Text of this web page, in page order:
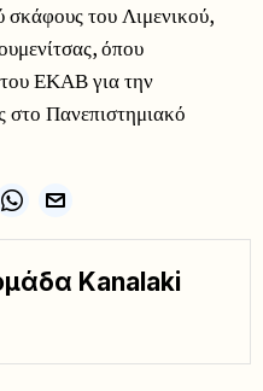
σκάφους του Λιμενικού,
όπου
ΕΚΑΒ για την
στο Πανεπιστημιακό
Kanalaki